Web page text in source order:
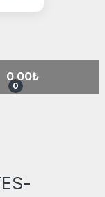
0
0,00₺